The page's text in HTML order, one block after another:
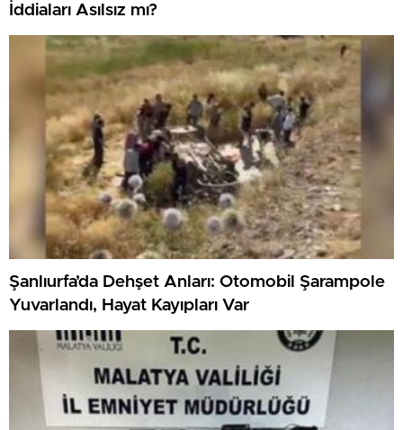
İddiaları Asılsız mı?
Şanlıurfa’da Dehşet Anları: Otomobil Şarampole
Yuvarlandı, Hayat Kayıpları Var